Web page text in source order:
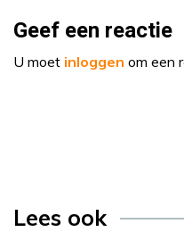
Geef een reactie
U moet inloggen om een
Lees ook